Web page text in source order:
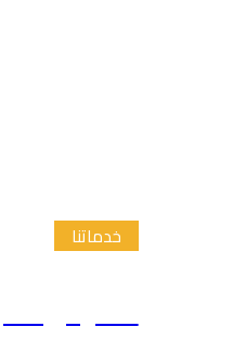
خدماتنا
تلخيص